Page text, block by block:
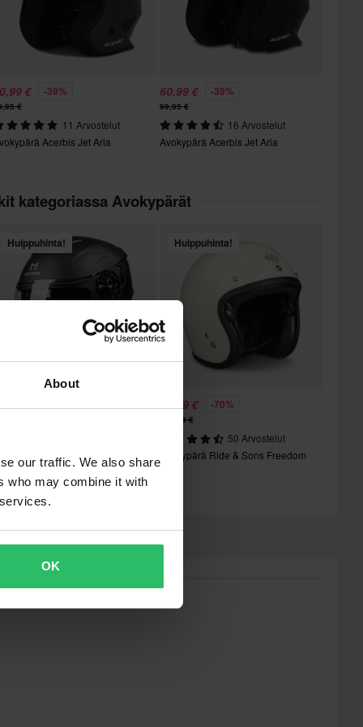
About
our traffic. We also share
who may combine it with
OK
€ -39%
€
11 Arvostelut
Acerbis Jet Aria
60,99 € -39%
99,95 €
16 Arvostelut
Avokypärä Acerbis Jet Aria
kategoriassa Avokypärät
Huippuhinta!
€
Course Urban
Huippuhinta!
35,99 € -70%
119,99 €
50 Arvostelut
Avokypärä Ride & Sons Freedom